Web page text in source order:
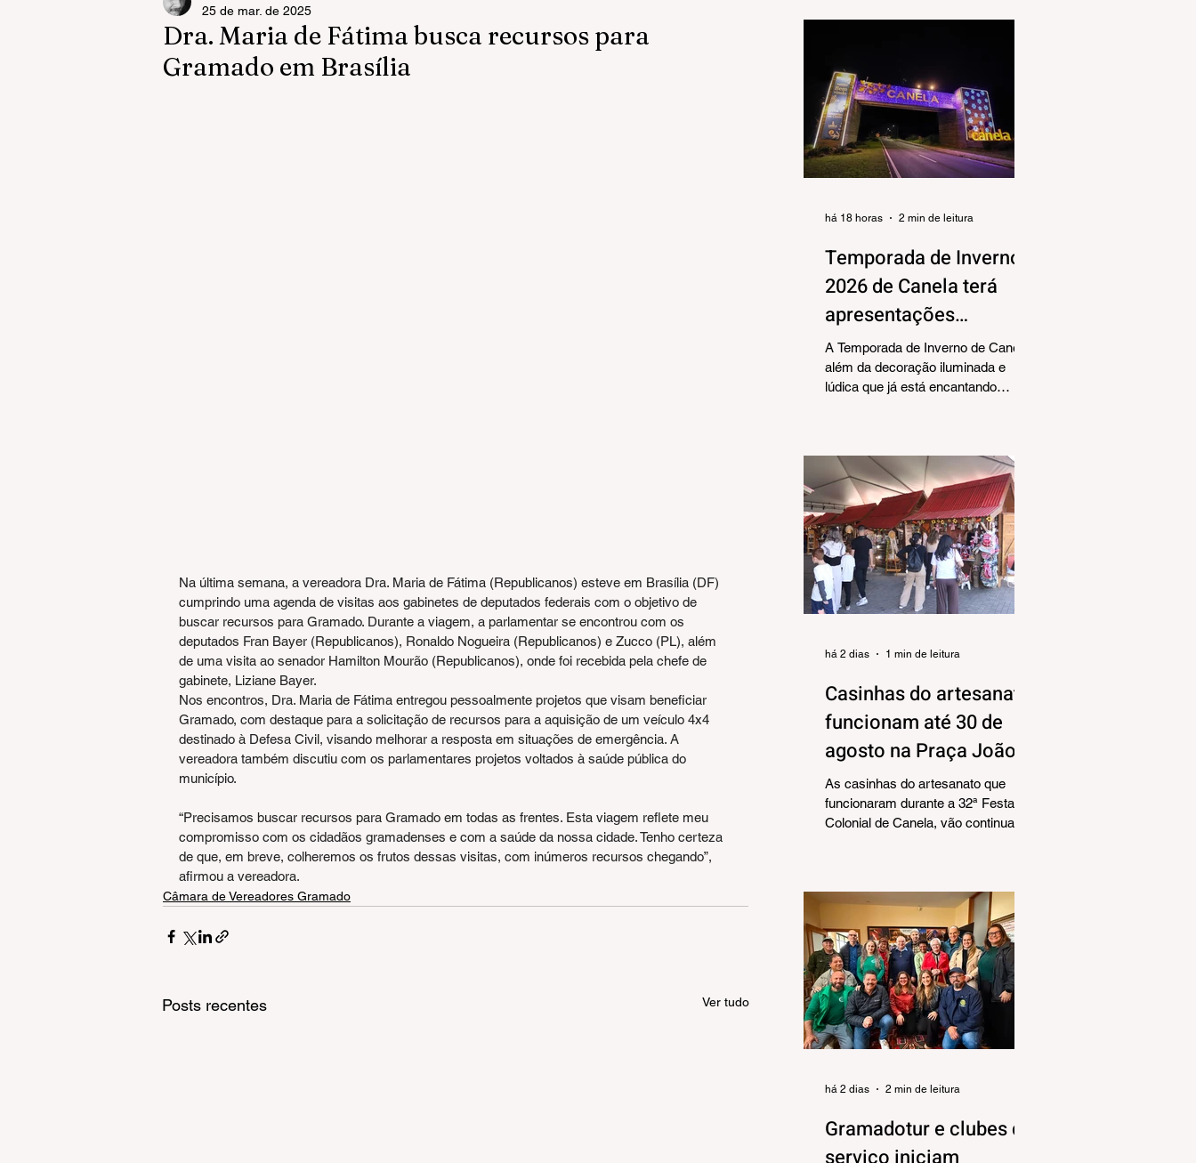
Dra. Maria de Fátima busca recursos para
Gramado em Brasília
25 de mar. de 2025
Na última semana, a vereadora Dra. Maria de Fátima (Republicanos) esteve em Brasília (DF)
cumprindo uma agenda de visitas aos gabinetes de deputados federais com o objetivo de
buscar recursos para Gramado. Durante a viagem, a parlamentar se encontrou com os
deputados Fran Bayer (Republicanos), Ronaldo Nogueira (Republicanos) e Zucco (PL), além
de uma visita ao senador Hamilton Mourão (Republicanos), onde foi recebida pela chefe de
gabinete, Liziane Bayer.
Nos encontros, Dra. Maria de Fátima entregou pessoalmente projetos que visam beneficiar
Gramado, com destaque para a solicitação de recursos para a aquisição de um veículo 4x4
destinado à Defesa Civil, visando melhorar a resposta em situações de emergência. A
vereadora também discutiu com os parlamentares projetos voltados à saúde pública do
município.
“Precisamos buscar recursos para Gramado em todas as frentes. Esta viagem reflete meu
compromisso com os cidadãos gramadenses e com a saúde da nossa cidade. Tenho certeza
de que, em breve, colheremos os frutos dessas visitas, com inúmeros recursos chegando”,
afirmou a vereadora.
Câmara de Vereadores Gramado
Posts recentes Ver tudo
Temporada de Inverno
2026 de Canela terá
apresentações
musicais na Praça João
Corrêa
A Temporada de Inverno de Canela,
além da decoração iluminada e
lúdica que já está encantando
de Turismo e Cultura para agradar
aos mais variados públicos e trazer
uma atmosfera mais intimista para
a Praça João Corrêa, onde as
apresentações vão acontecer, tendo
o Centro de Atenção ao Turista e a
Feira de Artesanato como pano de
fundo. Os shows estão
há 18 horas 2 min de leitura
Casinhas do artesanato
funcionam até 30 de
agosto na Praça João
Corrêa
As casinhas do artesanato que
funcionaram durante a 32ª Festa
Colonial de Canela, vão continuar
Secretaria Municipal de Turismo e
Cultura, a pedido dos próprios
artesãos, a estrutura seguirá
montada para aproveitar a
movimentação da cidade durante a
Temporada de Inverno, que também
contará com programação musical
no local. O funcionamento da
há 2 dias 1 min de leitura
Gramadotur e clubes de
há 2 dias 2 min de leitura